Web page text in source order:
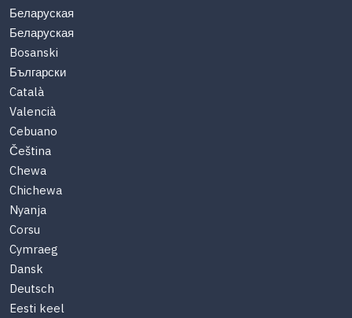
Беларуская
Беларуская
Bosanski
Български
Català
Valencià
Cebuano
Čeština
Chewa
Chichewa
Nyanja
Corsu
Cymraeg
Dansk
Deutsch
Eesti keel